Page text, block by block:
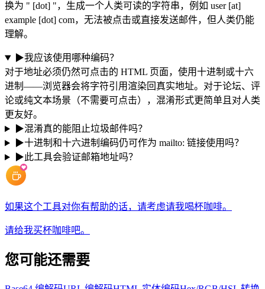
换为 " [dot] "，生成一个人类可读的字符串，例如 user [at]
example [dot] com，无法被点击或直接发送邮件，但人类仍能
理解。
▶我应该使用哪种编码？
对于地址必须仍然可点击的 HTML 页面，使用十进制或十六
进制——浏览器会将字符引用渲染回真实地址。对于论坛、评
论或纯文本场景（不需要可点击），混淆形式更简单且对人类
更友好。
▶混淆真的能阻止垃圾邮件吗？
▶十进制和十六进制编码仍可作为 mailto: 链接使用吗？
▶此工具会验证邮箱地址吗？
如果这个工具对你有帮助的话，请考虑请我喝杯咖啡。
请给我买杯咖啡吧。
您可能还需要